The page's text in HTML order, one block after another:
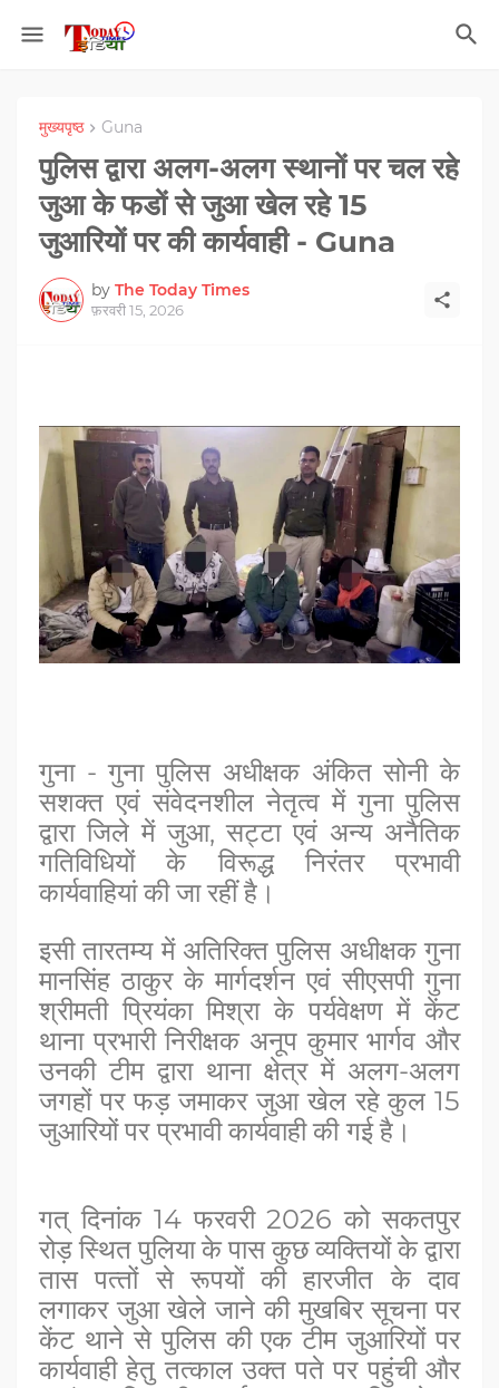
मुख्यपृष्ठ Guna
पुलिस द्वारा अलग-अलग स्‍थानों पर चल रहे
जुआ के फडों से जुआ खेल रहे 15
जुआरियों पर की कार्यवाही - Guna
by The Today Times
फ़रवरी 15, 2026
गुना - गुना पुलिस अधीक्षक अंकित सोनी के
सशक्त एवं संवेदनशील नेतृत्व में गुना पुलिस
द्वारा जिले में जुआ, सट्टा एवं अन्य अनैतिक
गतिविधियों के विरूद्ध निरंतर प्रभावी
कार्यवाहियां की जा रहीं है।
इसी तारतम्‍य में अतिरिक्‍त पुलिस अधीक्षक गुना
मानसिंह ठाकुर के मार्गदर्शन एवं सीएसपी गुना
श्रीमती प्रियंका मिश्रा के पर्यवेक्षण में केंट
थाना प्रभारी निरीक्षक अनूप कुमार भार्गव और
उनकी टीम द्वारा थाना क्षेत्र में अलग-अलग
जगहों पर फड़ जमाकर जुआ खेल रहे कुल 15
जुआरियों पर प्रभावी कार्यवाही की गई है।
गत् दिनांक 14 फरवरी 2026 को सकतपुर
रोड़ स्थित पुलिया के पास कुछ व्यक्तियों के द्वारा
तास पत्‍तों से रूपयों की हारजीत के दाव
लगाकर जुआ खेले जाने की मुखबिर सूचना ‍पर
केंट थाने से पुलिस की एक टीम जुआरियों पर
कार्यवाही हेतु तत्‍काल उक्त पते पर पहुंची और